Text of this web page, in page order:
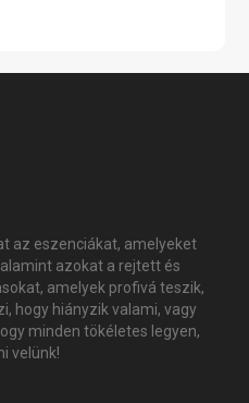
az eszenciákat, amelyeket
azokat a rejtett és
amelyek profivá teszik,
hogy hiányzik valami, vagy
minden tökéletes legyen,
velünk!